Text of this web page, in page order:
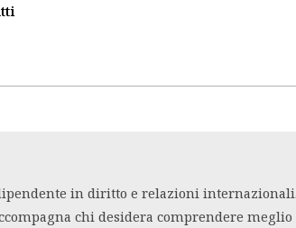
in diritto e relazioni
chi desidera comprendere